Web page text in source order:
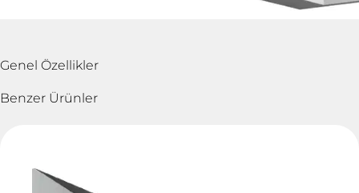
Genel Özellikler
Benzer Ürünler